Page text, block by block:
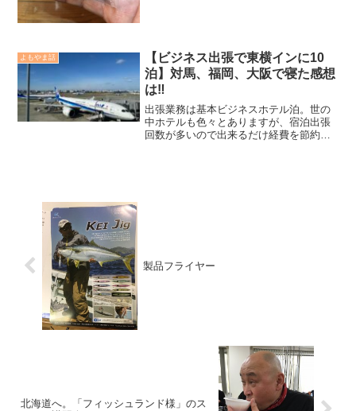
よもやま話
【ビジネス出張で東横インに10
泊】対馬、福岡、大阪で寝た感想
は‼️
出張業務は基本ビジネスホテル泊。世の
中ホテルも色々とありますが、宿泊出張
回数が多いので出来るだけ経費を節約し
製品フライヤー
北海道へ。「フィッシュランド様」のス